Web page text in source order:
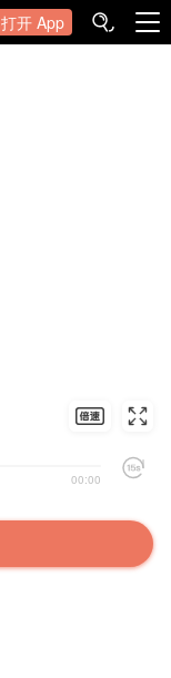
打开 App
00:00